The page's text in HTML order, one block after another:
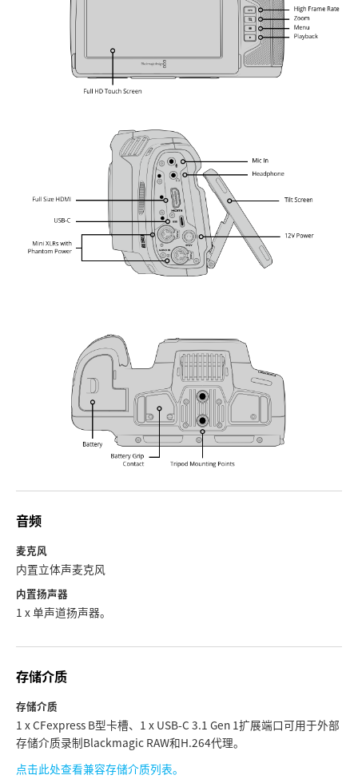
音频
麦克风
内置立体声麦克风
内置扬声器
1 x 单声道扬声器。
存储介质
存储介质
1 x CFexpress B型卡槽、1 x USB-C 3.1 Gen 1扩展端口可用于外部
存储介质录制Blackmagic RAW和H.264代理。
点击此处查看兼容存储介质列表。